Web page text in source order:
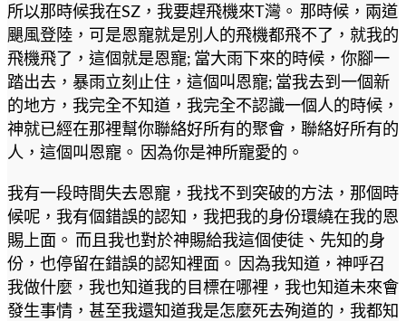
所以那時候我在SZ，我要趕飛機來T灣。 那時候，兩道
颶風登陸，可是恩寵就是別人的飛機都飛不了，就我的
飛機飛了，這個就是恩寵; 當大雨下來的時候，你腳一
踏出去，暴雨立刻止住，這個叫恩寵; 當我去到一個新
的地方，我完全不知道，我完全不認識一個人的時候，
神就已經在那裡幫你聯絡好所有的聚會，聯絡好所有的
人，這個叫恩寵。 因為你是神所寵愛的。
我有一段時間失去恩寵，我找不到突破的方法，那個時
候呢，我有個錯誤的認知，我把我的身份環繞在我的恩
賜上面。 而且我也對於神賜給我這個使徒、先知的身
份，也停留在錯誤的認知裡面。 因為我知道，神呼召
我做什麼，我也知道我的目標在哪裡，我也知道未來會
發生事情，甚至我還知道我是怎麼死去殉道的，我都知